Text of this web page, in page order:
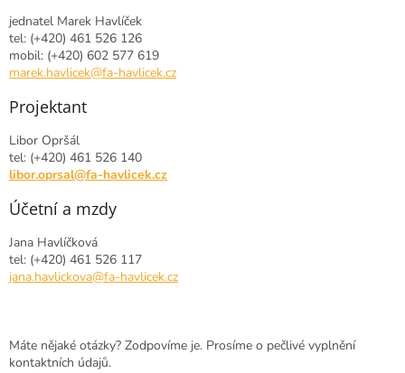
jednatel Marek Havlíček
tel: (+420) 461 526 126
mobil: (+420) 602 577 619
marek.havlicek@fa-havlicek.cz
Projektant
Libor Opršál
tel: (+420) 461 526 140
libor.oprsal@fa-havlicek.cz
Účetní a mzdy
Jana Havlíčková
tel: (+420) 461 526 117
jana.havlickova@fa-havlicek.cz
Máte nějaké otázky? Zodpovíme je. Prosíme o pečlivé vyplnění
kontaktních údajů.